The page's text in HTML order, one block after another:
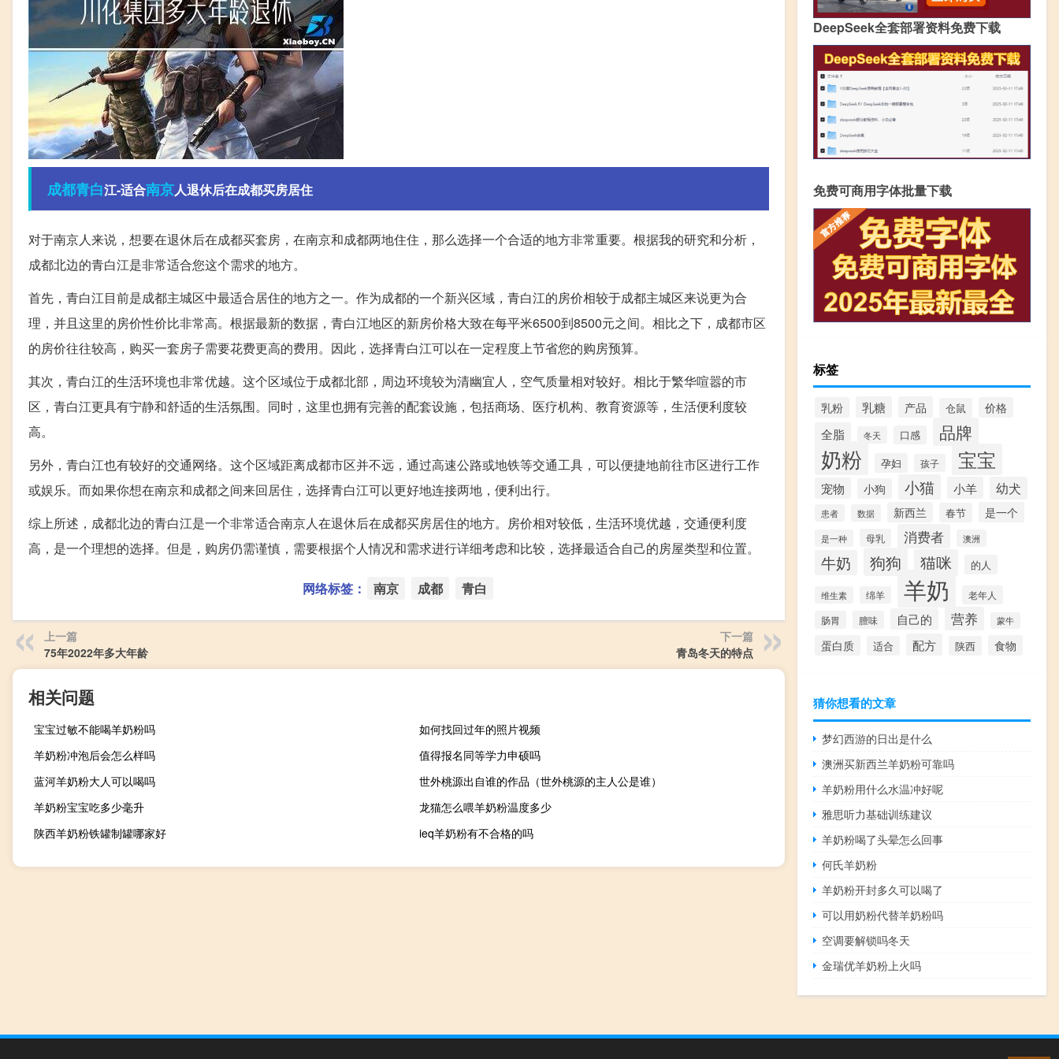
成都青白江-适合南京人退休后在成都买房居住
对于南京人来说，想要在退休后在成都买套房，在南京和成都两地住住，那么选择一个合适的地方非常重要。根据我的研究和分析，
成都北边的青白江是非常适合您这个需求的地方。
首先，青白江目前是成都主城区中最适合居住的地方之一。作为成都的一个新兴区域，青白江的房价相较于成都主城区来说更为合
理，并且这里的房价性价比非常高。根据最新的数据，青白江地区的新房价格大致在每平米6500到8500元之间。相比之下，成都市区
的房价往往较高，购买一套房子需要花费更高的费用。因此，选择青白江可以在一定程度上节省您的购房预算。
其次，青白江的生活环境也非常优越。这个区域位于成都北部，周边环境较为清幽宜人，空气质量相对较好。相比于繁华喧嚣的市
区，青白江更具有宁静和舒适的生活氛围。同时，这里也拥有完善的配套设施，包括商场、医疗机构、教育资源等，生活便利度较
高。
另外，青白江也有较好的交通网络。这个区域距离成都市区并不远，通过高速公路或地铁等交通工具，可以便捷地前往市区进行工作
或娱乐。而如果你想在南京和成都之间来回居住，选择青白江可以更好地连接两地，便利出行。
综上所述，成都北边的青白江是一个非常适合南京人在退休后在成都买房居住的地方。房价相对较低，生活环境优越，交通便利度
高，是一个理想的选择。但是，购房仍需谨慎，需要根据个人情况和需求进行详细考虑和比较，选择最适合自己的房屋类型和位置。
网络标签： 南京 成都 青白
上一篇
75年2022年多大年龄
下一篇
青岛冬天的特点
相关问题
宝宝过敏不能喝羊奶粉吗
如何找回过年的照片视频
羊奶粉冲泡后会怎么样吗
值得报名同等学力申硕吗
蓝河羊奶粉大人可以喝吗
世外桃源出自谁的作品（世外桃源的主人公是谁）
羊奶粉宝宝吃多少毫升
龙猫怎么喂羊奶粉温度多少
陕西羊奶粉铁罐制罐哪家好
ieq羊奶粉有不合格的吗
DeepSeek全套部署资料免费下载
免费可商用字体批量下载
标签
乳粉 乳糖 产品 仓鼠 价格
全脂 冬天 口感 品牌
奶粉 孕妇 孩子 宝宝
宠物 小狗 小猫 小羊 幼犬
患者 数据 新西兰 春节 是一个
是一种 母乳 消费者 澳洲
牛奶 狗狗 猫咪 的人
维生素 绵羊 羊奶 老年人
肠胃 膻味 自己的 营养 蒙牛
蛋白质 适合 配方 陕西 食物
猜你想看的文章
梦幻西游的日出是什么
澳洲买新西兰羊奶粉可靠吗
羊奶粉用什么水温冲好呢
雅思听力基础训练建议
羊奶粉喝了头晕怎么回事
何氏羊奶粉
羊奶粉开封多久可以喝了
可以用奶粉代替羊奶粉吗
空调要解锁吗冬天
金瑞优羊奶粉上火吗